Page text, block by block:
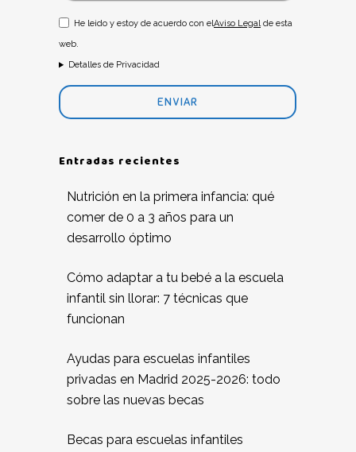
He leido y estoy de acuerdo con elAviso Legalde esta
web.
Detalles de Privacidad
Entradas recientes
Nutrición en la primera infancia: qué
comer de 0 a 3 años para un
desarrollo óptimo
Cómo adaptar a tu bebé a la escuela
infantil sin llorar: 7 técnicas que
funcionan
Ayudas para escuelas infantiles
privadas en Madrid 2025-2026: todo
sobre las nuevas becas
Becas para escuelas infantiles